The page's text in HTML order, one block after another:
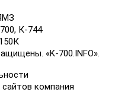
К-744
«K-700.INFO».
компания